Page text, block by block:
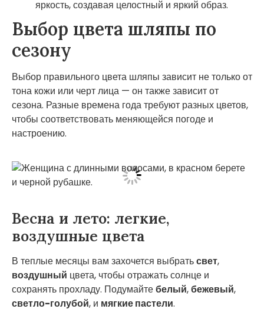
яркость, создавая целостный и яркий образ.
Выбор цвета шляпы по
сезону
Выбор правильного цвета шляпы зависит не только от
тона кожи или черт лица — он также зависит от
сезона. Разные времена года требуют разных цветов,
чтобы соответствовать меняющейся погоде и
настроению.
Весна и лето: легкие,
воздушные цвета
В теплые месяцы вам захочется выбратьсвет,
воздушный цвета, чтобы отражать солнце и
сохранять прохладу. Подумайтебелый,бежевый,
светло-голубой, и мягкие пастели.